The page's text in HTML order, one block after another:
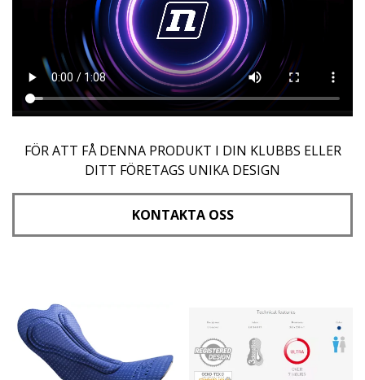
FÖR ATT FÅ DENNA PRODUKT I DIN KLUBBS ELLER
DITT FÖRETAGS UNIKA DESIGN
KONTAKTA OSS